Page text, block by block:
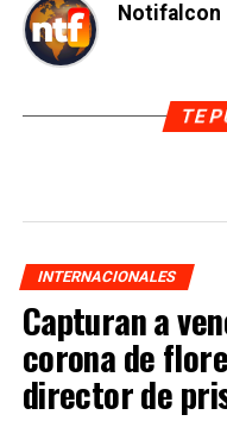
Notifalcon
TE
INTERNACIONALES
Capturan a
corona de
director de